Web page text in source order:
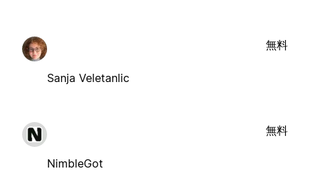
Sanja Veletanlic
無料
NimbleGot
無料